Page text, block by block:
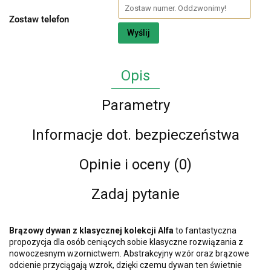
Zostaw telefon
Wyślij
Opis
Parametry
Informacje dot. bezpieczeństwa
Opinie i oceny (0)
Zadaj pytanie
Brązowy dywan z klasycznej kolekcji Alfa to fantastyczna
propozycja dla osób ceniących sobie klasyczne rozwiązania z
nowoczesnym wzornictwem. Abstrakcyjny wzór oraz brązowe
odcienie przyciągają wzrok, dzięki czemu dywan ten świetnie